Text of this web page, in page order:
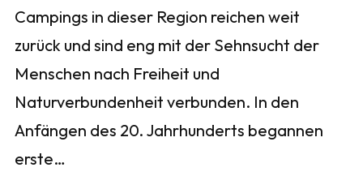
Campings in dieser Region reichen weit
zurück und sind eng mit der Sehnsucht der
Menschen nach Freiheit und
Naturverbundenheit verbunden. In den
Anfängen des 20. Jahrhunderts begannen
erste…